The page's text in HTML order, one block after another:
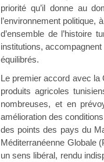
priorité qu’il donne au
l’environnement
d’ensemble de l’histoire
institutions,
équilibrés.
Le premier accord avec la
produits agricoles
nombreuses, et en
amélioration des
des points des pays du
Méditerranéenne Globale
un sens libéral, rendu